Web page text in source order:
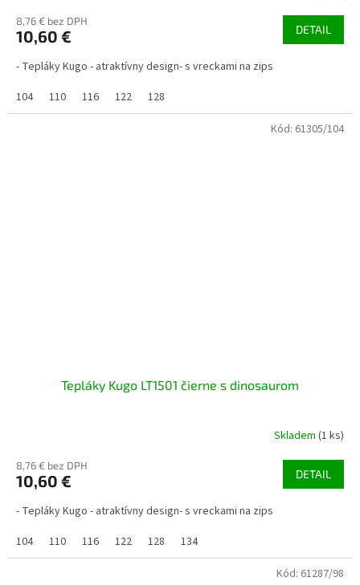
8,76 € bez DPH
10,60 € DETAIL
- Tepláky Kugo - atraktívny design- s vreckami na zips
104
110 116 122 128
Tepláky Kugo LT1501 čierne s dinosaurom
Skladem (1 ks)
8,76 € bez DPH
10,60 € DETAIL
- Tepláky Kugo - atraktívny design- s vreckami na zips
104
110 116 122 128 134
Kód: 61305/104
Kód: 61287/98